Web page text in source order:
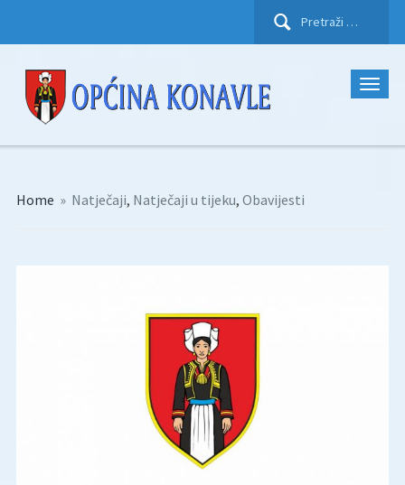
Pretraži:
Home » Natječaji, Natječaji u tijeku, Obavijesti